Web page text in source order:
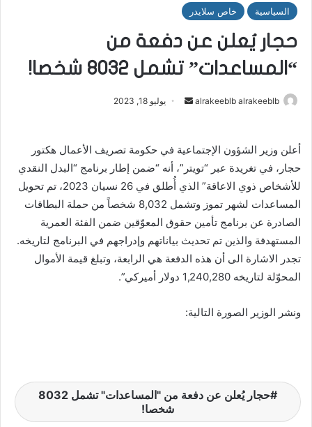
السياسية خاص سلايدر
حجار يُعلن عن دفعة من
“المساعدات” تشمل 8032 شخصا!
alrakeeblb alrakeeblb
أرسل يوليو 18, 2023
أعلن وزير الشؤون الإجتماعية في حكومة تصريف الأعمال هكتور
حجار، في تغريدة عبر “تويتر”، أنه “ضمن إطار برنامج “البدل النقدي
للأشخاص ذوي الاعاقة” الذي أُطلق في 26 نسيان 2023، تم تحويل
المساعدات لشهر تموز وتشمل 8,032 شخصاً من حملة البطاقات
الصادرة عن برنامج تأمين حقوق المعوّقين ضمن الفئة العمرية
المستهدفة والذين تم تحديث بياناتهم وإدراجهم في البرنامج لتاريخه.
تجدر الاشارة الى أن هذه الدفعة هي الرابعة، وتبلغ قيمة الأموال
المحوّلة لتاريخه 1,240,280 دولار أميركي”.
ونشر الوزير الصورة التالية:
حجار يُعلن عن دفعة من "المساعدات" تشمل 8032
شخصا!